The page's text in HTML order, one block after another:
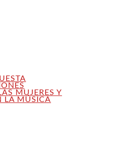
MUJERES Y
LA MÚSICA